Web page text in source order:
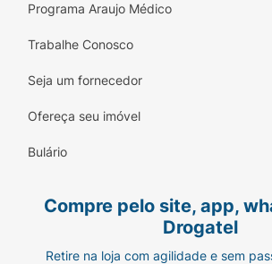
Especificações Técnicas:
Marca:Topway
Tipo:Creatina Monohidratada
Peso Líquido:
Dose Sugerida:
CONTÉM LACTOSE. NÃO
Programa Araujo Médico
Trabalhe Conosco
Seja um fornecedor
Ofereça seu imóvel
Bulário
Compre pelo site, app,
Drogatel
Retire na loja com agilidade e sem